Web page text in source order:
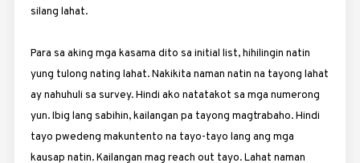
silang lahat.
Para sa aking mga kasama dito sa initial list, hihilingin natin
yung tulong nating lahat. Nakikita naman natin na tayong lahat
ay nahuhuli sa survey. Hindi ako natatakot sa mga numerong
yun. Ibig lang sabihin, kailangan pa tayong magtrabaho. Hindi
tayo pwedeng makuntento na tayo-tayo lang ang mga
kausap natin. Kailangan mag reach out tayo. Lahat naman